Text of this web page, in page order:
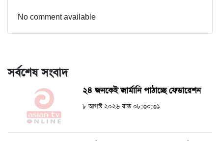
No comment available
সর্বশেষ সংবাদ
২৪ জনকেই জার্মানি পাঠাচ্ছে ফেডারেশন
৮ আগস্ট ২০২৬ রাত ০৮:৩০:৩১